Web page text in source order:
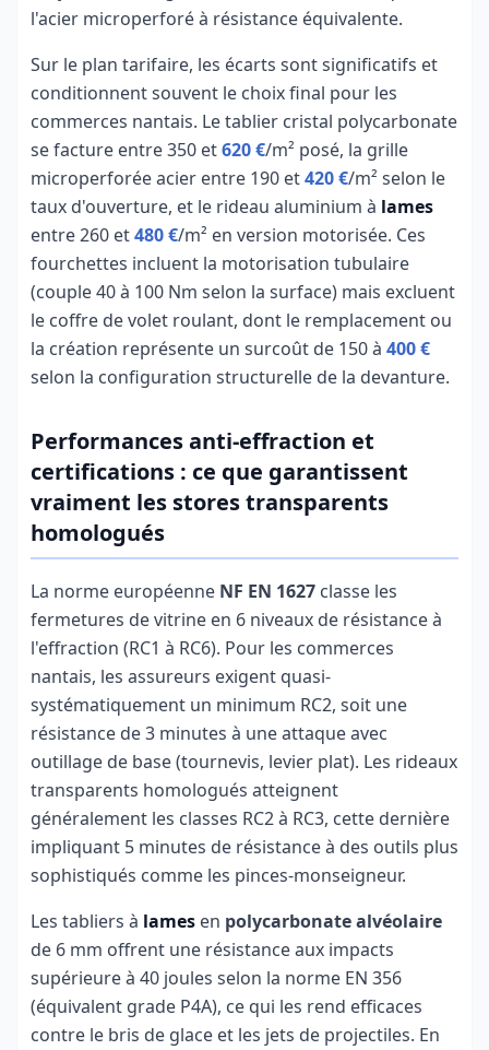
l'acier microperforé à résistance équivalente.
Sur le plan tarifaire, les écarts sont significatifs et
conditionnent souvent le choix final pour les
commerces nantais. Le tablier cristal polycarbonate
se facture entre 350 et620 €/m² posé, la grille
microperforée acier entre 190 et420 €/m² selon le
taux d'ouverture, et le rideau aluminium à lames
entre 260 et480 €/m² en version motorisée. Ces
fourchettes incluent la motorisation tubulaire
(couple 40 à 100 Nm selon la surface) mais excluent
le coffre de volet roulant, dont le remplacement ou
la création représente un surcoût de 150 à 400 €
selon la configuration structurelle de la devanture.
Performances anti-effraction et
certifications : ce que garantissent
vraiment les stores transparents
homologués
La norme européenne NF EN 1627 classe les
fermetures de vitrine en 6 niveaux de résistance à
l'effraction (RC1 à RC6). Pour les commerces
nantais, les assureurs exigent quasi-
systématiquement un minimum RC2, soit une
résistance de 3 minutes à une attaque avec
outillage de base (tournevis, levier plat). Les rideaux
transparents homologués atteignent
généralement les classes RC2 à RC3, cette dernière
impliquant 5 minutes de résistance à des outils plus
sophistiqués comme les pinces-monseigneur.
Les tabliers à lames en polycarbonate alvéolaire
de 6 mm offrent une résistance aux impacts
supérieure à 40 joules selon la norme EN 356
(équivalent grade P4A), ce qui les rend efficaces
contre le bris de glace et les jets de projectiles. En